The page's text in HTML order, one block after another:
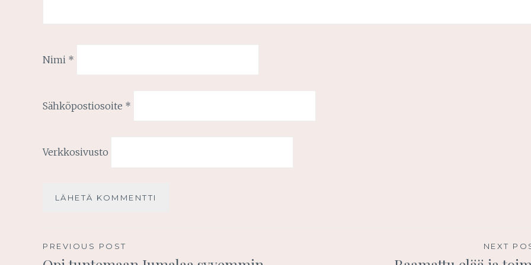
Nimi *
Sähköpostiosoite *
Verkkosivusto
Artikkelien
PREVIOUS POST NEXT